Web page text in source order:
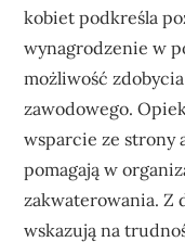
kobiet podkreśla
wynagrodzenie w
możliwość
zawodowego.
wsparcie ze strony
pomagają w
zakwaterowania.
wskazują na